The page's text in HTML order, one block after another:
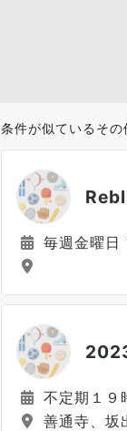
条件が似ているその
毎週金曜日
不定期１９
善通寺、坂